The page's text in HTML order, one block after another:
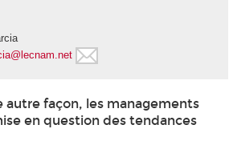
autre façon, les managements
en question des tendances